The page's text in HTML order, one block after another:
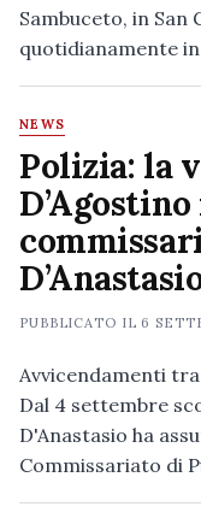
Sambuceto, in San
quotidianamente
NEWS
Polizia: la
PUBBLICATO IL 6
Avvicendamenti
Dal 4 settembre
D'Anastasio ha
Commissariato di